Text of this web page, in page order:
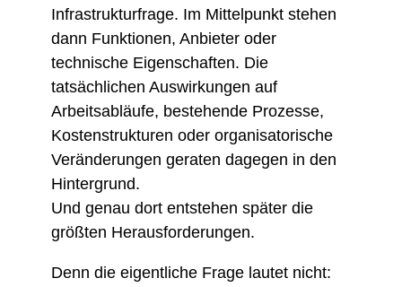
Infrastrukturfrage. Im Mittelpunkt stehen
dann Funktionen, Anbieter oder
technische Eigenschaften. Die
tatsächlichen Auswirkungen auf
Arbeitsabläufe, bestehende Prozesse,
Kostenstrukturen oder organisatorische
Veränderungen geraten dagegen in den
Hintergrund.
Und genau dort entstehen später die
größten Herausforderungen.
Denn die eigentliche Frage lautet nicht: